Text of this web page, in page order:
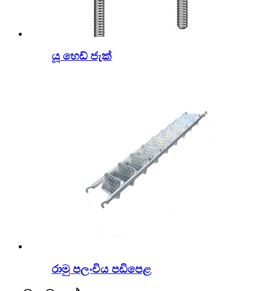
යූ හෙඩ් ජැක්
රාමු පලංචිය පඩිපෙළ